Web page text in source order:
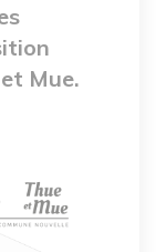
Mue.